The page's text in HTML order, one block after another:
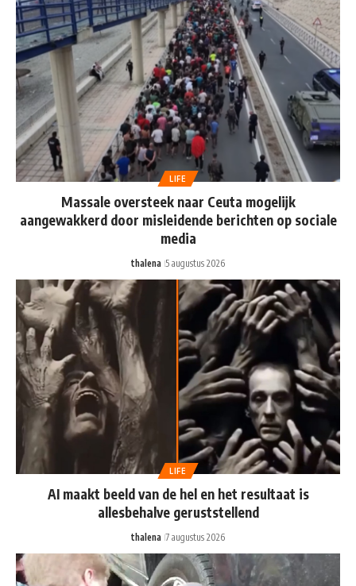
LIFE
Massale oversteek naar Ceuta mogelijk
aangewakkerd door misleidende berichten op sociale
media
thalena 5 augustus 2026
LIFE
AI maakt beeld van de hel en het resultaat is
allesbehalve geruststellend
thalena 7 augustus 2026